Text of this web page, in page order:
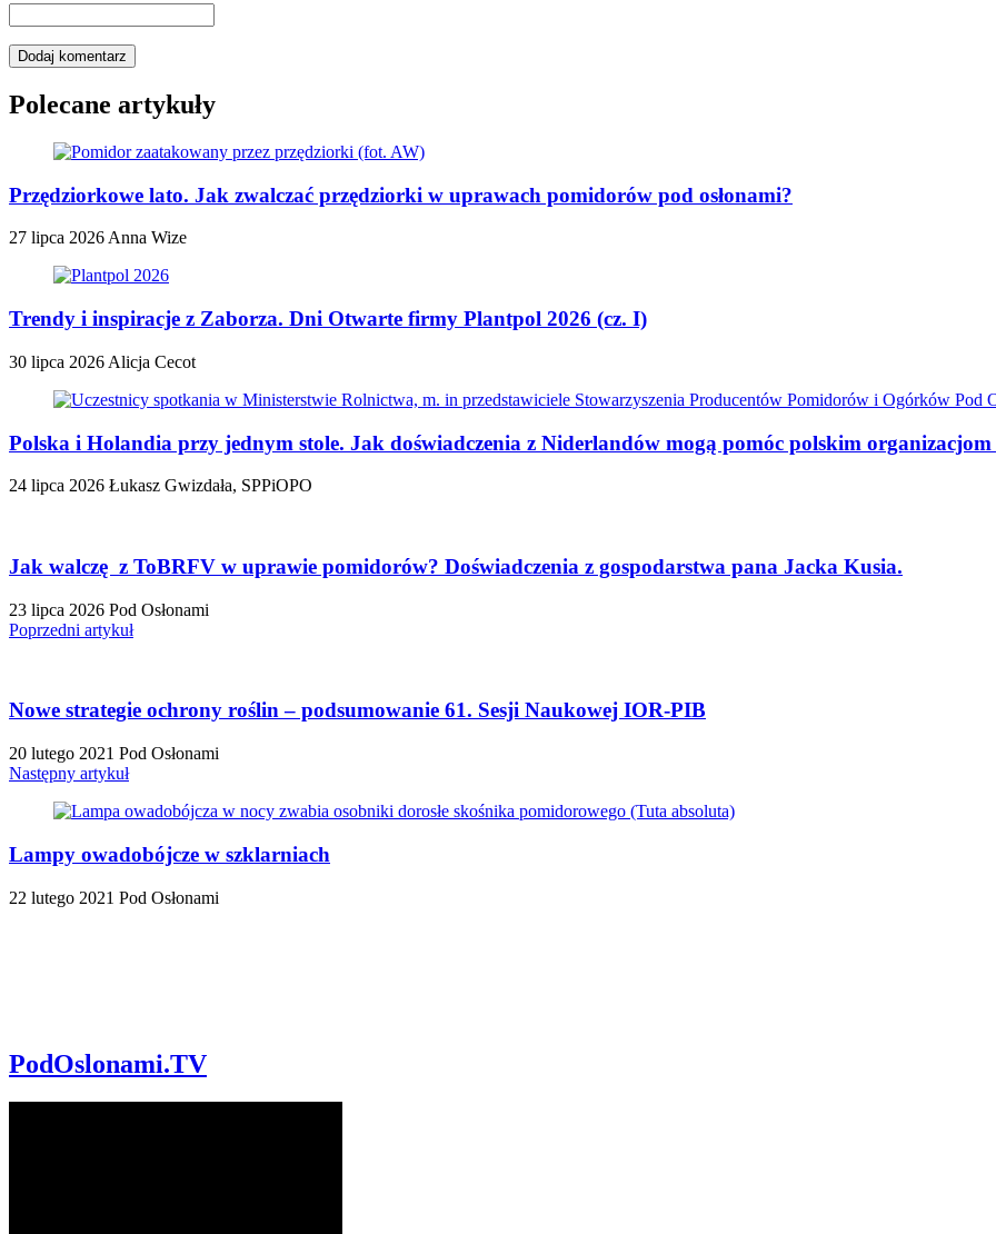
Polecane artykuły
Przędziorkowe lato. Jak zwalczać przędziorki w uprawach pomidorów pod osłonami?
27 lipca 2026 Anna Wize
Trendy i inspiracje z Zaborza. Dni Otwarte firmy Plantpol 2026 (cz. I)
30 lipca 2026 Alicja Cecot
Polska i Holandia przy jednym stole. Jak doświadczenia z Niderlandów mogą pomóc polskim
24 lipca 2026 Łukasz Gwizdała, SPPiOPO
Jak walczę z ToBRFV w uprawie pomidorów? Doświadczenia z gospodarstwa pana Jacka Kusia.
23 lipca 2026 Pod Osłonami
Poprzedni artykuł
Nowe strategie ochrony roślin – podsumowanie 61. Sesji Naukowej IOR-PIB
20 lutego 2021 Pod Osłonami
Następny artykuł
Lampy owadobójcze w szklarniach
22 lutego 2021 Pod Osłonami
PodOslonami.TV